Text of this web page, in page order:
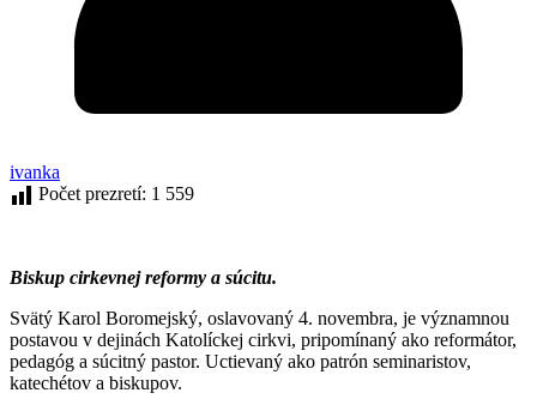
ivanka
Počet prezretí: 1 559
Biskup cirkevnej reformy a súcitu.
Svätý Karol Boromejský, oslavovaný 4. novembra, je významnou
postavou v dejinách Katolíckej cirkvi, pripomínaný ako reformátor,
pedagóg a súcitný pastor. Uctievaný ako patrón seminaristov,
katechétov a biskupov.